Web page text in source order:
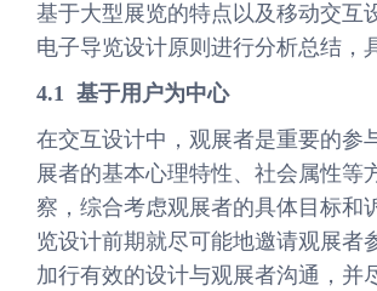
基于大型展览的特点以及移动交互
电子导览设计原则进行分析总结，
4.1 基于用户为中心
在交互设计中，观展者是重要的参
展者的基本心理特性、社会属性等
察，综合考虑观展者的具体目标和
览设计前期就尽可能地邀请观展者
加行有效的设计与观展者沟通，并